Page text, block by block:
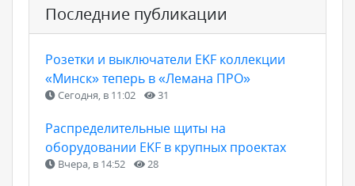
Последние публикации
Розетки и выключатели EKF коллекции
«Минск» теперь в «Лемана ПРО»
Сегодня, в 11:02 31
Распределительные щиты на
оборудовании EKF в крупных проектах
Вчера, в 14:52 28